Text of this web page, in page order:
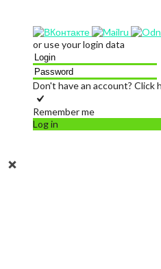
or use your login data
Don't have an account? Click
Remember me
Log in